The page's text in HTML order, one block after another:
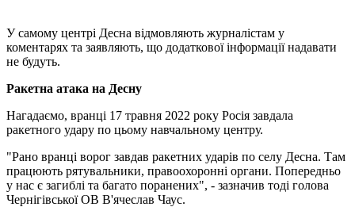
У самому центрі Десна відмовляють журналістам у
коментарях та заявляють, що додаткової інформації надавати
не будуть.
Ракетна атака на Десну
Нагадаємо, вранці 17 травня 2022 року Росія завдала
ракетного удару по цьому навчальному центру.
"Рано вранці ворог завдав ракетних ударів по селу Десна. Там
працюють рятувальники, правоохоронні органи. Попередньо
у нас є загиблі та багато поранених", - зазначив тоді голова
Чернігівської ОВ В'ячеслав Чаус.